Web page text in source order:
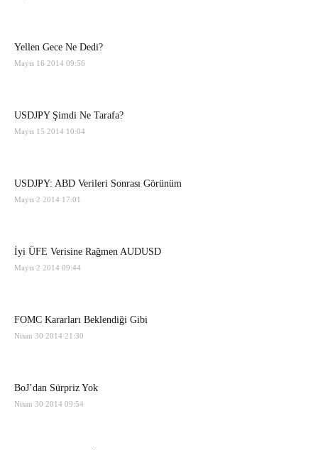
Yellen Gece Ne Dedi?
Mayıs 16 2014 09:56
USDJPY Şimdi Ne Tarafa?
Mayıs 15 2014 10:04
USDJPY: ABD Verileri Sonrası Görünüm
Mayıs 2 2014 17:01
İyi ÜFE Verisine Rağmen AUDUSD
Mayıs 2 2014 09:44
FOMC Kararları Beklendiği Gibi
Nisan 30 2014 21:30
BoJ’dan Sürpriz Yok
Nisan 30 2014 09:54